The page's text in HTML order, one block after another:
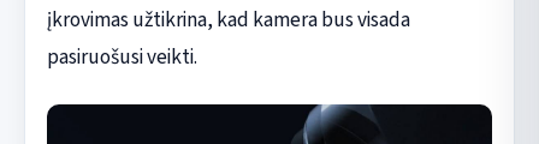
įkrovimas užtikrina, kad kamera bus visada
pasiruošusi veikti.